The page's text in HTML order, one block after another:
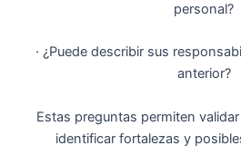
personal?
· ¿Puede describir sus
anterior?
Estas preguntas permiten
identificar fortalezas y